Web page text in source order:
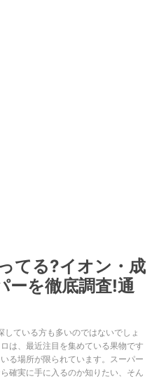
てる?イオン・成
ーを徹底調査!通
している方も多いのではないでしょ
は、最近注目を集めている果物です
る場所が限られています。スーパー
確実に手に入るのか知りたい、そん